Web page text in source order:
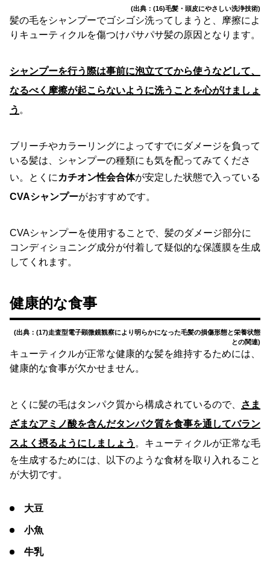
(出典：(16)毛髪・頭皮にやさしい洗浄技術)
髪の毛をシャンプーでゴシゴシ洗ってしまうと、摩擦によ
りキューティクルを傷つけパサパサ髪の原因となります。
シャンプーを行う際は事前に泡立ててから使うなどして、
なるべく摩擦が起こらないように洗うことを心がけましょ
う 。
ブリーチやカラーリングによってすでにダメージを負って
いる髪は、シャンプーの種類にも気を配ってみてくださ
い。とくに カチオン性会合体が安定した状態で入っている
CVAシャンプーがおすすめです。
CVAシャンプーを使用することで、髪のダメージ部分に
コンディショニング成分が付着して疑似的な保護膜を生成
してくれます。
健康的な食事
(出典：(17)走査型電子顕微鏡観察により明らかになった毛髪の損傷形態と栄養状態
との関連)
キューティクルが正常な健康的な髪を維持するためには、
健康的な食事が欠かせません。
とくに髪の毛はタンパク質から構成されているので、
さま
ざまなアミノ酸を含んだタンパク質を食事を通してバラン
スよく摂るようにしましょう 。キューティクルが正常な毛
を生成するためには、以下のような食材を取り入れること
が大切です。
大豆
小魚
牛乳